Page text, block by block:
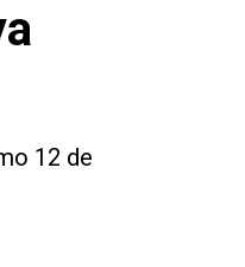
12 de